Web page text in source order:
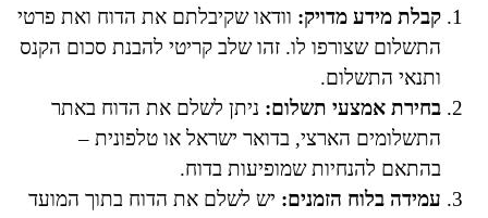
קבלת מידע מדויק: וודאו שקיבלתם את הדוח ואת פרטי
התשלום שצורפו לו. זהו שלב קריטי להבנת סכום הקנס
ותנאי התשלום.
בחירת אמצעי תשלום: ניתן לשלם את הדוח באתר
התשלומים הארצי, בדואר ישראל או טלפונית –
בהתאם להנחיות שמופיעות בדוח.
עמידה בלוח הזמנים: יש לשלם את הדוח בתוך המועד